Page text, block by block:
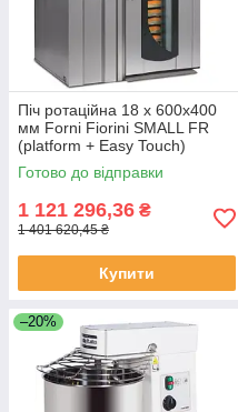
Піч ротаційна 18 х 600х400
мм Forni Fiorini SMALL FR
(platform + Easy Touch)
Готово до відправки
1 121 296,36 ₴
1 401 620,45 ₴
Купити
–20%